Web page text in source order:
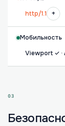
http/1.1
+
Мобильность
Viewport ✓ ·
03